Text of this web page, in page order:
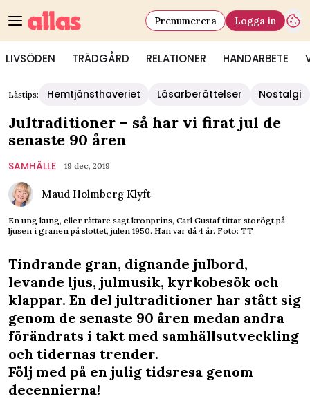
LIVSÖDEN TRÄDGÅRD RELATIONER HANDARBETE
Prenumerera Logga in
Lästips: Hemtjänsthaveriet Läsarberättelser Nostalgi
Jultraditioner – så har vi firat jul de
senaste 90 åren
SAMHÄLLE 19 dec, 2019
Maud Holmberg Klyft
En ung kung, eller rättare sagt kronprins, Carl Gustaf tittar storögt på
ljusen i granen på slottet, julen 1950. Han var då 4 år. Foto: TT
Tindrande gran, dignande julbord,
levande ljus, julmusik, kyrkobesök och
klappar. En del jultraditioner har stått sig
genom de senaste 90 åren medan andra
förändrats i takt med samhällsutveckling
och tidernas trender.
Följ med på en julig tidsresa genom
decennierna!